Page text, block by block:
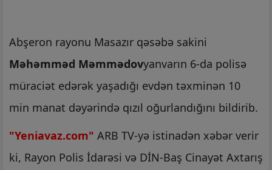
Abşeron rayonu Masazır qəsəbə sakini
Məhəmməd Məmmədovyanvarın 6-da polisə
müraciət edərək yaşadığı evdən təxminən 10
min manat dəyərində qızıl oğurlandığını bildirib.
"Yeniavaz.com" ARB TV-yə istinadən xəbər verir
ki, Rayon Polis İdarəsi və DİN-Baş Cinayət Axtarış